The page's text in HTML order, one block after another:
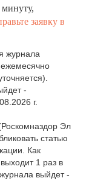
заявку в
журнала
ежемесячно
-
г.
Эл
статью
Как
1 раз в
выйдет -